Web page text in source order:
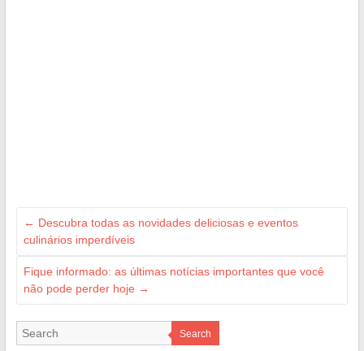
← Descubra todas as novidades deliciosas e eventos
culinários imperdíveis
Fique informado: as últimas notícias importantes que você
não pode perder hoje →
Search